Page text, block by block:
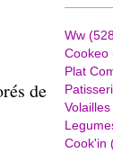
de
Ww
Cookeo
Plat
Volailles
Cook'in